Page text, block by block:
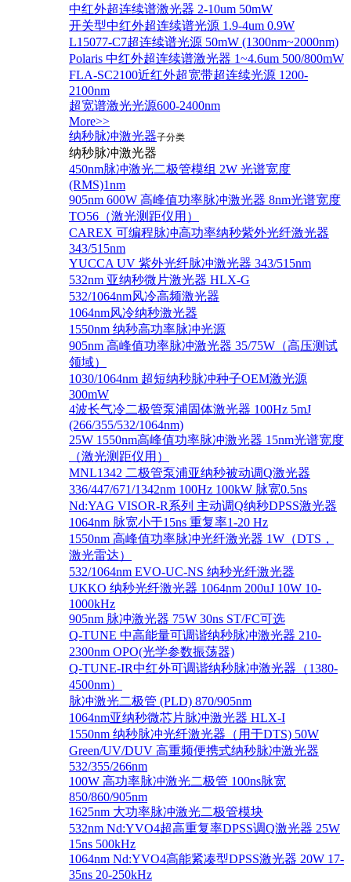
中红外超连续谱激光器 2-10um 50mW
开关型中红外超连续谱光源 1.9-4um 0.9W
L15077-C7超连续谱光源 50mW (1300nm~2000nm)
Polaris 中红外超连续谱激光器 1~4.6um 500/800mW
FLA-SC2100近红外超宽带超连续光源 1200-
2100nm
超宽谱激光光源600-2400nm
More>>
纳秒脉冲激光器子分类
纳秒脉冲激光器
450nm脉冲激光二极管模组 2W 光谱宽度
(RMS)1nm
905nm 600W 高峰值功率脉冲激光器 8nm光谱宽度
TO56（激光测距仪用）
CAREX 可编程脉冲高功率纳秒紫外光纤激光器
343/515nm
YUCCA UV 紫外光纤脉冲激光器 343/515nm
532nm 亚纳秒微片激光器 HLX-G
532/1064nm风冷高频激光器
1064nm风冷纳秒激光器
1550nm 纳秒高功率脉冲光源
905nm 高峰值功率脉冲激光器 35/75W（高压测试
领域）
1030/1064nm 超短纳秒脉冲种子OEM激光源
300mW
4波长气冷二极管泵浦固体激光器 100Hz 5mJ
(266/355/532/1064nm)
25W 1550nm高峰值功率脉冲激光器 15nm光谱宽度
（激光测距仪用）
MNL1342 二极管泵浦亚纳秒被动调Q激光器
336/447/671/1342nm 100Hz 100kW 脉宽0.5ns
Nd:YAG VISOR-R系列 主动调Q纳秒DPSS激光器
1064nm 脉宽小于15ns 重复率1-20 Hz
1550nm 高峰值功率脉冲光纤激光器 1W（DTS，
激光雷达）
532/1064nm EVO-UC-NS 纳秒光纤激光器
UKKO 纳秒光纤激光器 1064nm 200uJ 10W 10-
1000kHz
905nm 脉冲激光器 75W 30ns ST/FC可选
Q-TUNE 中高能量可调谐纳秒脉冲激光器 210-
2300nm OPO(光学参数振荡器)
Q-TUNE-IR中红外可调谐纳秒脉冲激光器（1380-
4500nm）
脉冲激光二极管 (PLD) 870/905nm
1064nm亚纳秒微芯片脉冲激光器 HLX-I
1550nm 纳秒脉冲光纤激光器（用于DTS) 50W
Green/UV/DUV 高重频便携式纳秒脉冲激光器
532/355/266nm
100W 高功率脉冲激光二极管 100ns脉宽
850/860/905nm
1625nm 大功率脉冲激光二极管模块
532nm Nd:YVO4超高重复率DPSS调Q激光器 25W
15ns 500kHz
1064nm Nd:YVO4高能紧凑型DPSS激光器 20W 17-
35ns 20-250kHz